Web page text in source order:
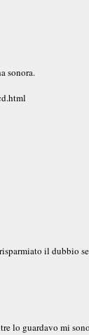
sonora.
il dubbio
lo guardavo mi